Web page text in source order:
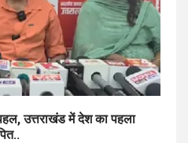
उत्तराखंड में देश का पहला